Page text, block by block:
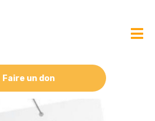
Faire un don